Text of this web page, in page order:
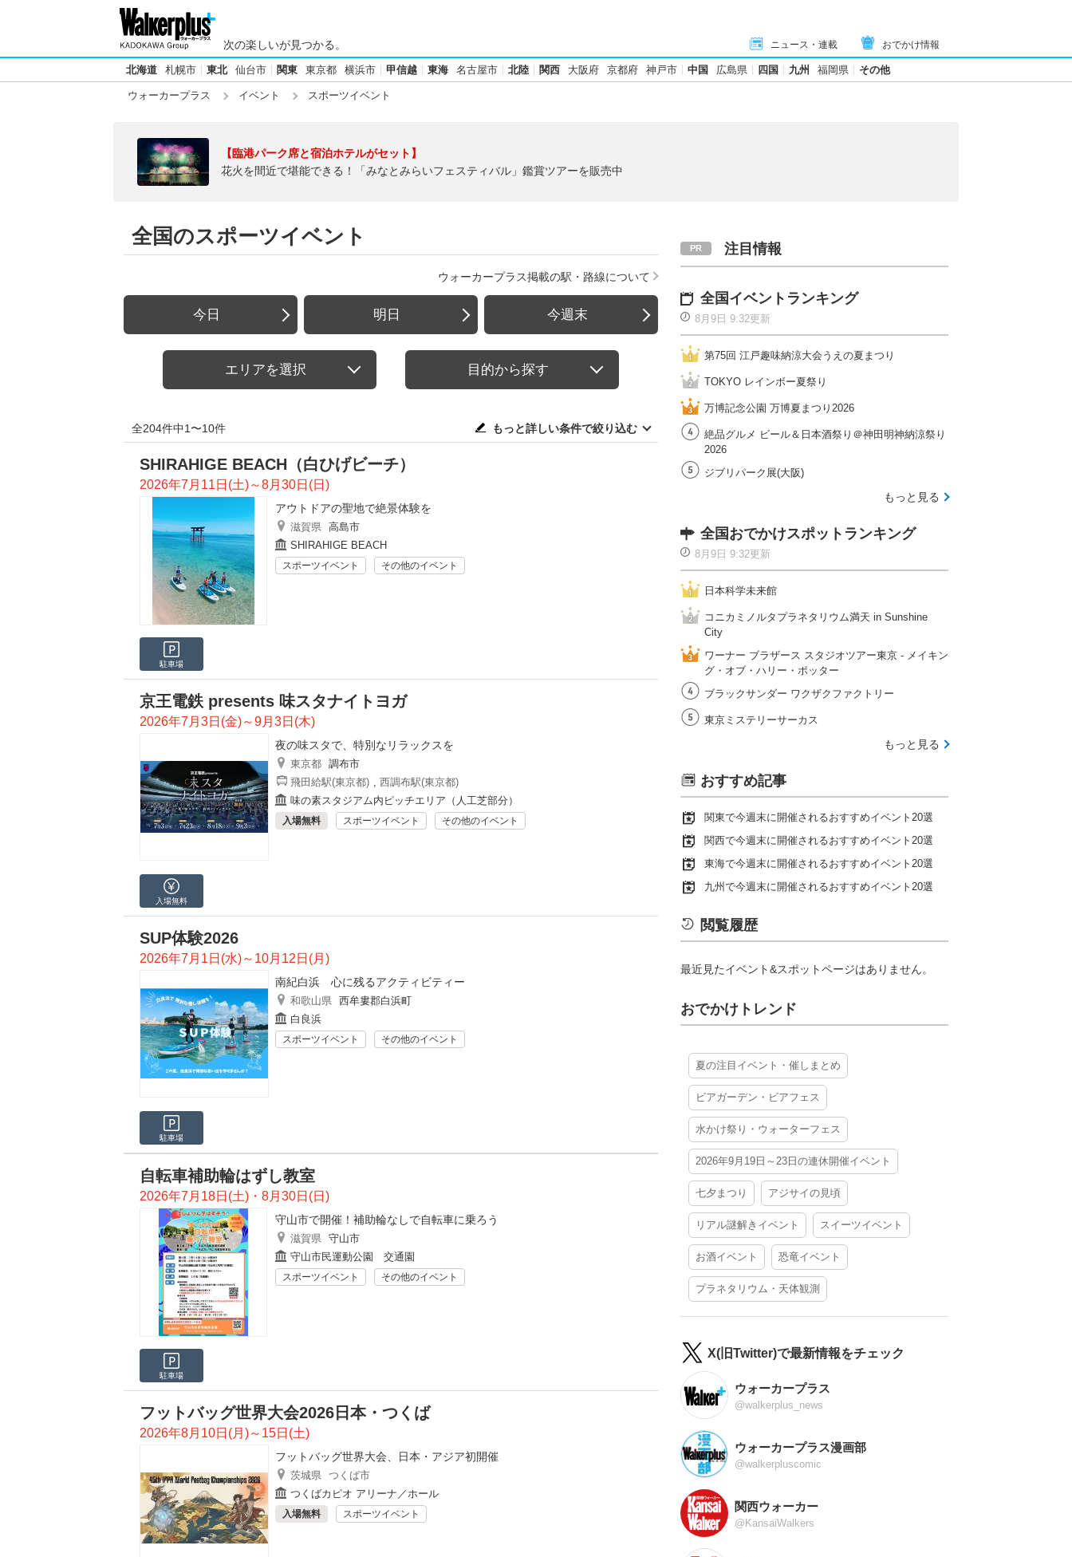
次の楽しいが見つかる。 ニュース・連載 おでかけ情報
北海道 札幌市 東北 仙台市 関東 東京都 横浜市 甲信越 東海 名古屋市 北陸 関西 大阪府 京都府 神戸市 中国 広島県 四国 九州 福岡県 その他
ウォーカープラス イベント スポーツイベント
【臨港パーク席と宿泊ホテルがセット】
花火を間近で堪能できる！「みなとみらいフェスティバル」鑑賞ツアーを販売中
全国のスポーツイベント
ウォーカープラス掲載の駅・路線について
今日 明日 今週末
エリアを選択 目的から探す
全204件中1〜10件 もっと詳しい条件で絞り込む
SHIRAHIGE BEACH（白ひげビーチ）
2026年7月11日(土)～8月30日(日)
アウトドアの聖地で絶景体験を
滋賀県 高島市
SHIRAHIGE BEACH
スポーツイベント その他のイベント
駐車場
京王電鉄 presents 味スタナイトヨガ
2026年7月3日(金)～9月3日(木)
夜の味スタで、特別なリラックスを
東京都 調布市
飛田給駅(東京都) , 西調布駅(東京都)
味の素スタジアム内ピッチエリア（人工芝部分）
入場無料 スポーツイベント その他のイベント
入場無料
SUP体験2026
2026年7月1日(水)～10月12日(月)
南紀白浜 心に残るアクティビティー
和歌山県 西牟婁郡白浜町
白良浜
スポーツイベント その他のイベント
駐車場
自転車補助輪はずし教室
2026年7月18日(土)・8月30日(日)
守山市で開催！補助輪なしで自転車に乗ろう
滋賀県 守山市
守山市民運動公園 交通園
スポーツイベント その他のイベント
駐車場
フットバッグ世界大会2026日本・つくば
2026年8月10日(月)～15日(土)
フットバッグ世界大会、日本・アジア初開催
茨城県 つくば市
つくばカピオ アリーナ／ホール
入場無料 スポーツイベント
注目情報
全国イベントランキング
8月9日 9:32更新
第75回 江戸趣味納涼大会うえの夏まつり
TOKYO レインボー夏祭り
万博記念公園 万博夏まつり2026
絶品グルメ ビール＆日本酒祭り＠神田明神納涼祭り
2026
ジブリパーク展(大阪)
もっと見る
全国おでかけスポットランキング
8月9日 9:32更新
日本科学未来館
コニカミノルタプラネタリウム満天 in Sunshine
City
ワーナー ブラザース スタジオツアー東京 ‐ メイキン
グ・オブ・ハリー・ポッター
ブラックサンダー ワクザクファクトリー
東京ミステリーサーカス
もっと見る
おすすめ記事
関東で今週末に開催されるおすすめイベント20選
関西で今週末に開催されるおすすめイベント20選
東海で今週末に開催されるおすすめイベント20選
九州で今週末に開催されるおすすめイベント20選
閲覧履歴
最近見たイベント&スポットページはありません。
おでかけトレンド
夏の注目イベント・催しまとめ
ビアガーデン・ビアフェス
水かけ祭り・ウォーターフェス
2026年9月19日～23日の連休開催イベント
七夕まつり アジサイの見頃
リアル謎解きイベント スイーツイベント
お酒イベント 恐竜イベント
プラネタリウム・天体観測
X(旧Twitter)で最新情報をチェック
ウォーカープラス
@walkerplus_news
ウォーカープラス漫画部
@walkerpluscomic
関西ウォーカー
@KansaiWalkers